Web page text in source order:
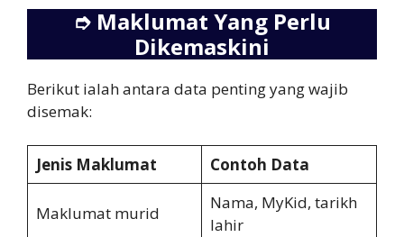
➮ Maklumat Yang Perlu
Dikemaskini
Berikut ialah antara data penting yang wajib
disemak:
Jenis Maklumat Contoh Data
Maklumat murid
Nama, MyKid, tarikh
lahir